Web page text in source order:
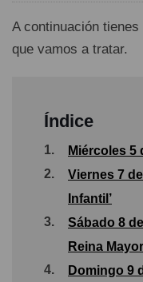
A continuación
que vamos a tratar.
Índice
1.
Miércoles 5
2.
Viernes 7
Infantil’
3.
Sábado 8
Reina
4.
Domingo 9